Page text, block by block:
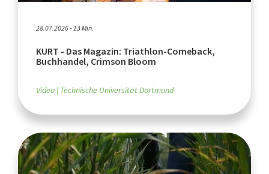
28.07.2026 - 13 Min.
KURT - Das Magazin: Triathlon-Comeback,
Buchhandel, Crimson Bloom
Video Technische Universität Dortmund